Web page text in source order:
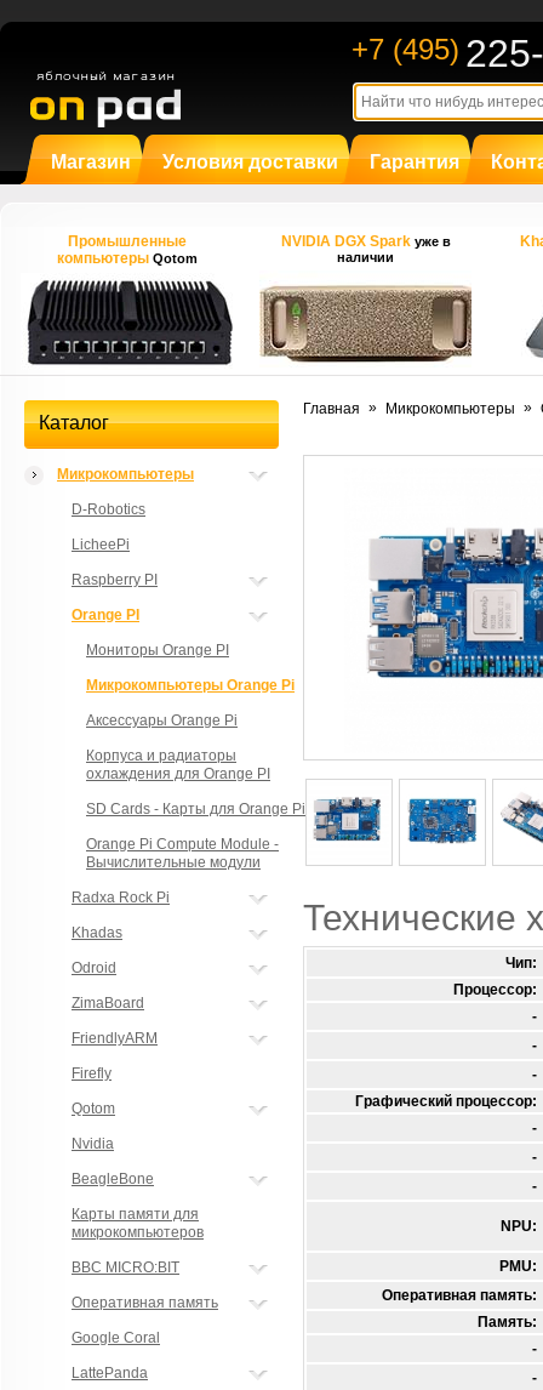
+7 (495)
Магазин Условия доставки Гарантия
Промышленные
компьютерыQotom
NVIDIA DGX Spark уже в
наличии
Каталог
Микрокомпьютеры
D-Robotics
LicheePi
Raspberry PI
Orange PI
Мониторы Orange PI
Микрокомпьютеры Orange Pi
Аксессуары Orange Pi
Корпуса и радиаторы
охлаждения для Orange PI
SD Cards - Карты для Orange Pi
Orange Pi Compute Module -
Вычислительные модули
Radxa Rock Pi
Khadas
Odroid
ZimaBoard
FriendlyARM
Firefly
Qotom
Nvidia
BeagleBone
Карты памяти для
микрокомпьютеров
BBC MICRO:BIT
Оперативная память
Google Coral
LattePanda
Главная » Микрокомпьютеры »
Технические
Чип:
Процессор:
-
-
-
Графический процессор:
-
-
-
NPU:
PMU:
Оперативная память:
Память:
-
-